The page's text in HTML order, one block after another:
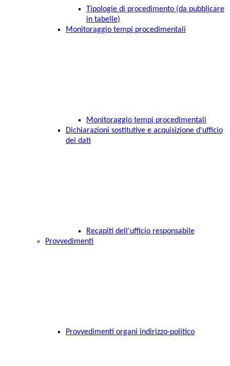
Tipologie di procedimento (da pubblicare
in tabelle)
Monitoraggio tempi procedimentali
Monitoraggio tempi procedimentali
Dichiarazioni sostitutive e acquisizione d'ufficio
dei dati
Recapiti dell'ufficio responsabile
Provvedimenti
Provvedimenti organi indirizzo-politico